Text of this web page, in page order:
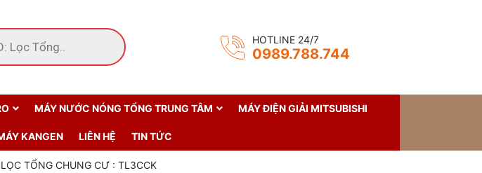
HOTLINE 24/7
0989.788.744
MÁY NƯỚC NÓNG TỔNG TRUNG TÂM MÁY ĐIỆN GIẢI MITSUBISHI
KANGEN LIÊN HỆ TIN TỨC
TỔNG CHUNG CƯ : TL3CCK